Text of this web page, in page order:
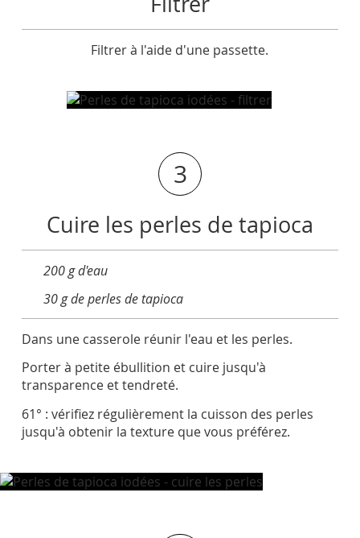
Filtrer à l'aide d'une passette.
3
Cuire les perles de tapioca
200 g d'eau
30 g de perles de tapioca
Dans une casserole réunir l'eau et les perles.
Porter à petite ébullition et cuire jusqu'à
transparence et tendreté.
61° : vérifiez régulièrement la cuisson des perles
jusqu'à obtenir la texture que vous préférez.